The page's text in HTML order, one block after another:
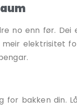
no enn før.
elektrisitet
for bakken din.